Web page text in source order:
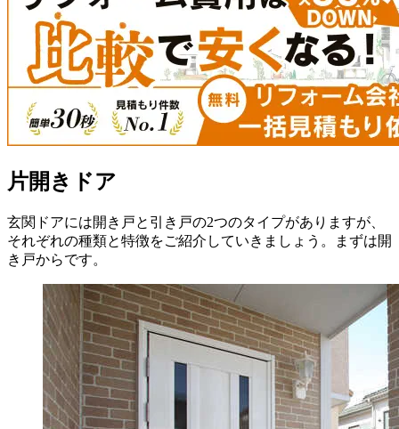
片開きドア
玄関ドアには開き戸と引き戸の2つのタイプがありますが、
それぞれの種類と特徴をご紹介していきましょう。まずは開
き戸からです。